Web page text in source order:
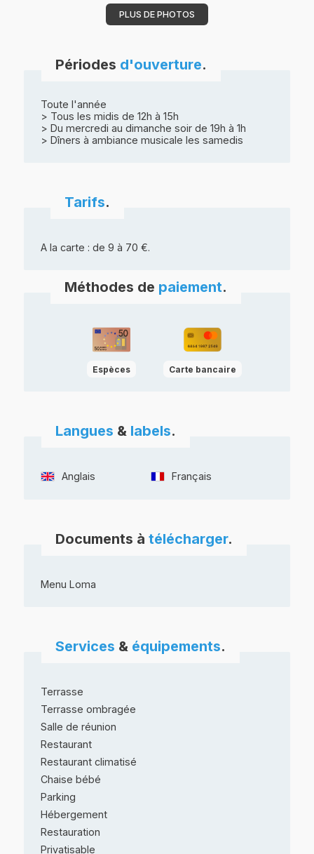
PLUS DE PHOTOS
Périodes d'ouverture.
Toute l'année
> Tous les midis de 12h à 15h
> Du mercredi au dimanche soir de 19h à 1h
> Dîners à ambiance musicale les samedis
Tarifs.
A la carte : de 9 à 70 €.
Méthodes de paiement.
Espèces Carte bancaire
Langues & labels.
Anglais Français
Documents àtélécharger.
Menu Loma
Services & équipements.
Terrasse
Terrasse ombragée
Salle de réunion
Restaurant
Restaurant climatisé
Chaise bébé
Parking
Hébergement
Restauration
Privatisable